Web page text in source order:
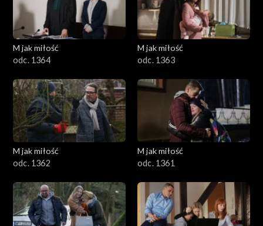
M jak miłość
odc. 1364
M jak miłość
odc. 1363
M jak miłość
odc. 1362
M jak miłość
odc. 1361